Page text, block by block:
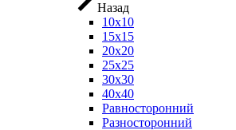
Назад
10х10
15х15
20х20
25х25
30х30
40х40
Равносторонний
Разносторонний